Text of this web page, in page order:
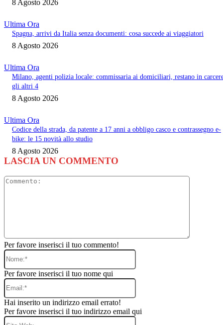
8 Agosto 2026
Ultima Ora
Spagna, arrivi da Italia senza documenti: cosa succede ai viaggiatori
8 Agosto 2026
Ultima Ora
Milano, agenti polizia locale: commissaria ai domiciliari, restano in
gli altri 4
8 Agosto 2026
Ultima Ora
Codice della strada, da patente a 17 anni a obbligo casco e contrassegno e-
bike: le 15 novità allo studio
8 Agosto 2026
LASCIA UN COMMENTO
Per favore inserisci il tuo commento!
Nome:*
Per favore inserisci il tuo nome qui
Email:*
Hai inserito un indirizzo email errato!
Per favore inserisci il tuo indirizzo email qui
Sito